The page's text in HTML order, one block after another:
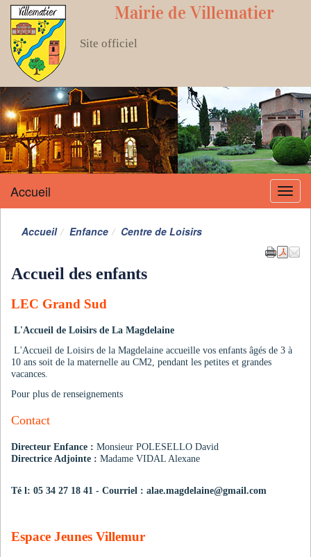
Mairie de Villematier
Site officiel
Menu
Accueil
Accueil Enfance Centre de Loisirs
Accueil des enfants
LEC Grand Sud
L'Accueil de Loisirs de La Magdelaine
L'Accueil de Loisirs de la Magdelaine accueille vos enfants âgés de 3 à
10 ans soit de la maternelle au CM2, pendant les petites et grandes
vacances.
Pour plus de renseignements
Contact
Directeur Enfance : Monsieur POLESELLO David
Directrice Adjointe : Madame VIDAL Alexane
Té l: 05 34 27 18 41 - Courriel : alae.magdelaine@gmail.com
Espace Jeunes Villemur